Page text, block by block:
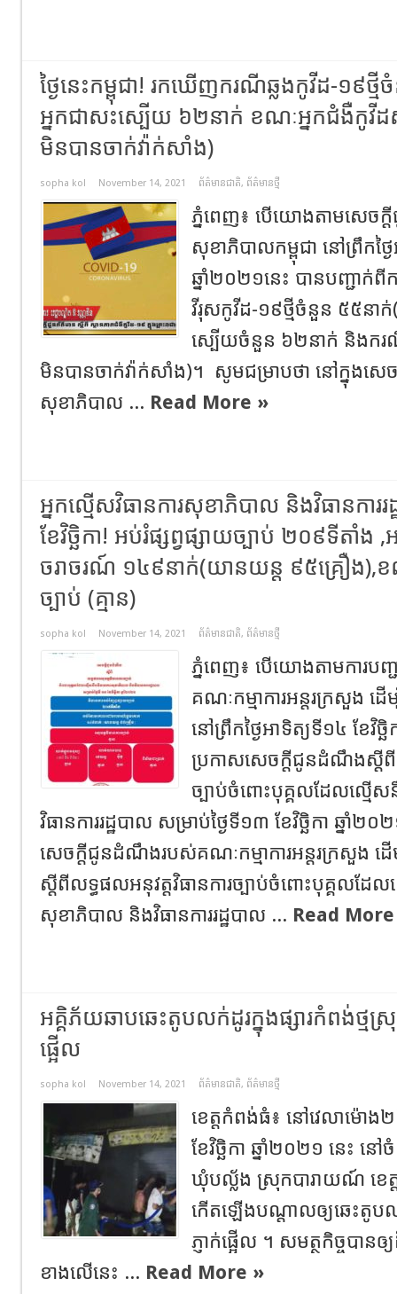
ថ្ងៃ​នេះ​កម្ពុជា! រកឃើញករណីឆ្លងកូវីដ-១៩ថ្
អ្នក​ជាសះស្បើយ​ ៦២នាក់​ ខណៈ​អ្នកជំងឺកូវីដ​
មិនបានចាក់វ៉ាក់សាំង)
sopha kol November 14, 2021 ព័ត៌មានជាតិ, ព័ត៌មានថ្មី
ភ្នំពេញ៖ បើយោងតាមសេ
សុខាភិបាលកម្ពុជា នៅព្រឹក​ថ្ងៃ​
ឆ្នាំ២០២១នេះ​ បានបញ្ជាក់ពី
វីរុសកូវីដ-១៩ថ្មី​ចំនួន​ ៥៥នា
ស្បើយចំនួន​ ៦២នាក់ និងករ
មិនបានចាក់វ៉ាក់សាំង)។ សូមជម្រាបថា​ នៅក្នុង​
សុខាភិបាល​ ... Read More »
អ្នកល្មើសវិធានការសុខាភិបាល​ និងវិធានការ
ខែវិច្ឆិកា​​!​ អប់រំផ្សព្វផ្សាយច្បាប់​ ២០៩ទីតាំ
ចរាចរណ៍ ១៤៩នាក់(យានយន្ត ៩៥គ្រឿង),ខណ
ច្បាប់ (គ្មាន)
sopha kol November 14, 2021 ព័ត៌មានជាតិ, ព័ត៌មានថ្មី
ភ្នំពេញ​៖​ បេី​យោង​តាម​ការ
គណៈកម្មាការអន្តរក្រសួង​ ដ
នៅព្រឹក​ថ្ងៃ​អាទិត្យ​ទី​១៤ ខែវិច្
ប្រកាសសេចក្តីជូនដំណឹងស្តីពី
ច្បាប់ចំពោះបុគ្គលដែលល្មើ
វិធានការរដ្ឋបាល សម្រាប់ថ្ងៃទី១៣ ខែវិច្ឆិកា​​​ ឆ្នាំ​
សេចក្តីជូនដំណឹងរបស់គណៈកម្មាការអន្តរក្រសួង​ ដ
ស្តីពីលទ្ធផលអនុវត្តវិធានការច្បាប់ចំពោះបុគ្គលដែល
សុខាភិបាល និងវិធានការរដ្ឋបាល ... Read
អគ្គិភ័យឆាបឆេះតូបលក់ដូរក្នុងផ្សារកំពង់ថ្មស្
ផ្អើល
sopha kol November 14, 2021 ព័ត៌មានជាតិ, ព័ត៌មានថ្មី
ខេត្តកំពង់ធំ៖ នៅវេលាម៉ោង
ខែវិច្ឆិកា ឆ្នាំ២០២១ នេះ
ឃុំបល្ល័ង ស្រុកបារាយណ៍ ខេ
កើតឡើងបណ្តាលឲ្យឆេះតូបល
ភ្ញាក់ផ្អើល ។ សមត្ថកិច្ចបា
ខាងលើនេះ ... Read More »